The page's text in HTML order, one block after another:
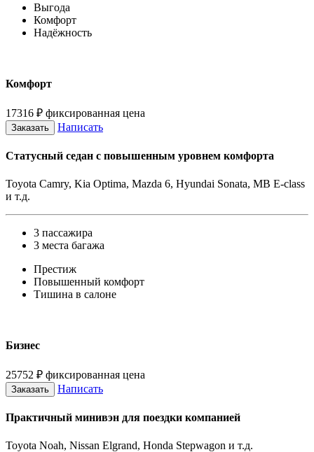
Выгода
Комфорт
Надёжность
Комфорт
17316 ₽ фиксированная цена
Заказать Написать
Статусный седан с повышенным уровнем комфорта
Toyota Camry, Kia Optima, Mazda 6, Hyundai Sonata, MB E-class
и т.д.
3 пассажира
3 места багажа
Престиж
Повышенный комфорт
Тишина в салоне
Бизнес
25752 ₽ фиксированная цена
Заказать Написать
Практичный минивэн для поездки компанией
Toyota Noah, Nissan Elgrand, Honda Stepwagon и т.д.